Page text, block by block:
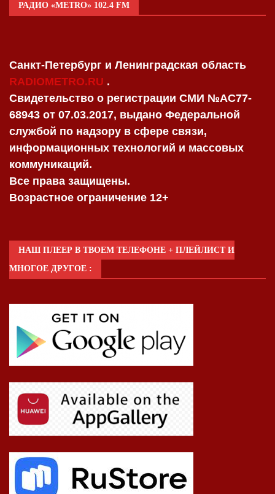
РАДИО «METRO» 102.4 FM
Санкт-Петербург и Ленинградская область
RADIOMETRO.RU .
Свидетельство о регистрации СМИ №AC77-
68943 от 07.03.2017, выдано Федеральной
службой по надзору в сфере связи,
информационных технологий и массовых
коммуникаций.
Все права защищены.
Возрастное ограничение 12+
НАШ ПЛЕЕР В ТВОЕМ ТЕЛЕФОНЕ + ПЛЕЙЛИСТ И
МНОГОЕ ДРУГОЕ :